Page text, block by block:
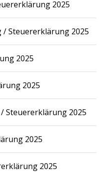
2025
Steuererklärung 2025
2025
2025
Steuererklärung 2025
2025
2025